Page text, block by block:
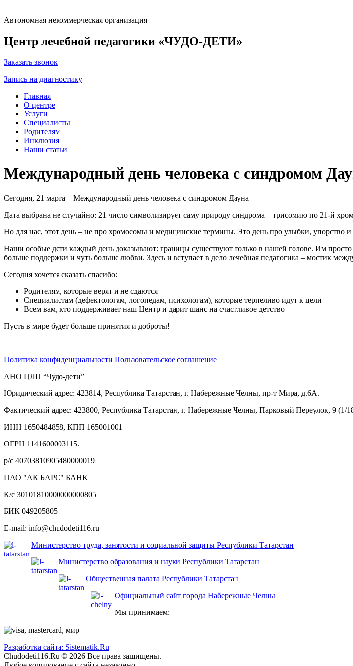
Автономная некоммерческая организация
Центр лечебной педагогики «ЧУДО-ДЕТИ»
Заказать звонок
Запись на диагностику
Главная
О центре
Услуги
Специалисты
Родителям
Инклюзия
Наши статьи
Международный день человека с синдромом
Сегодня, 21 марта – Международный день человека с синдромом Дауна
Дата выбрана не случайно: 21 число символизирует саму природу синдрома – трисомию по 21-й
Но для нас, этот день – не про хромосомы и медицинские термины. Это день про улыбки, упорство
Наши особые дети каждый день доказывают: границы существуют только в нашей голове. Им
больше поддержки и чуть больше любви. Здесь и вступает в дело лечебная педагогика – мостик
Сегодня хочется сказать спасибо:
Родителям, которые верят и не сдаются
Специалистам (дефектологам, логопедам, психологам), которые терпеливо идут к цели
Всем вам, кто поддерживает наш Центр и дарит шанс на счастливое детство
Пусть в мире будет больше принятия и доброты!
Политика конфиденциальности Пользовательское соглашение
АНО ЦЛП “Чудо-дети”
Юридический адрес: 423814, Республика Татарстан, г. Набережные Челны, пр-т Мира, д.6А.
Фактический адрес: 423800, Республика Татарстан, г. Набережные Челны, Парковый Переулок, 9 (1/
ИНН 1650484858, КПП 165001001
ОГРН 1141600003115.
р/с 40703810905480000019
ПАО "АК БАРС" БАНК
К/с 30101810000000000805
БИК 049205805
E-mail: info@chudodeti116.ru
Министерство труда, занятости и социальной защиты Республики Татарстан
Министерство образования и науки Республики Татарстан
Общественная палата Республики Татарстан
Официальный сайт города Набережные Челны
Мы принимаем:
Разработка сайта: Sistematik.Ru
Chudodeti116.Ru © 2026 Все права защищены.